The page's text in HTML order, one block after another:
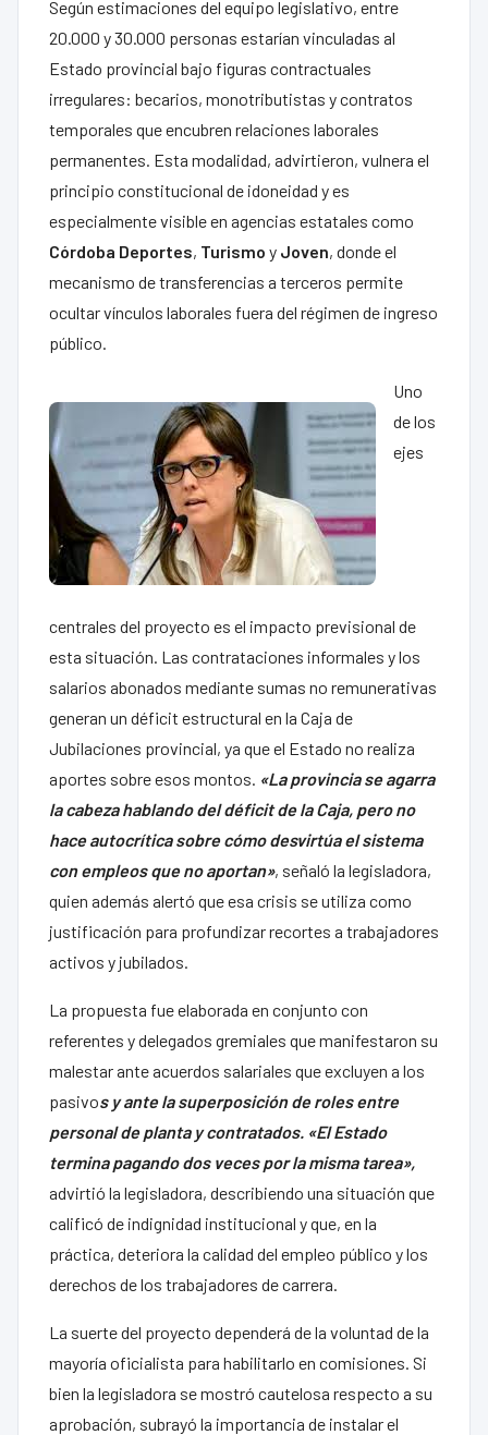
Según estimaciones del equipo legislativo, entre
20.000 y 30.000 personas estarían vinculadas al
Estado provincial bajo figuras contractuales
irregulares: becarios, monotributistas y contratos
temporales que encubren relaciones laborales
permanentes. Esta modalidad, advirtieron, vulnera el
principio constitucional de idoneidad y es
especialmente visible en agencias estatales como
Córdoba Deportes, Turismo y Joven, donde el
mecanismo de transferencias a terceros permite
ocultar vínculos laborales fuera del régimen de ingreso
público.
Uno
de los
ejes
centrales del proyecto es el impacto previsional de
esta situación. Las contrataciones informales y los
salarios abonados mediante sumas no remunerativas
generan un déficit estructural en la Caja de
Jubilaciones provincial, ya que el Estado no realiza
aportes sobre esos montos. «La provincia se agarra
la cabeza hablando del déficit de la Caja, pero no
hace autocrítica sobre cómo desvirtúa el sistema
con empleos que no aportan», señaló la legisladora,
quien además alertó que esa crisis se utiliza como
justificación para profundizar recortes a trabajadores
activos y jubilados.
La propuesta fue elaborada en conjunto con
referentes y delegados gremiales que manifestaron su
malestar ante acuerdos salariales que excluyen a los
pasivos y ante la superposición de roles entre
personal de planta y contratados. «El Estado
termina pagando dos veces por la misma tarea»,
advirtió la legisladora, describiendo una situación que
calificó de indignidad institucional y que, en la
práctica, deteriora la calidad del empleo público y los
derechos de los trabajadores de carrera.
La suerte del proyecto dependerá de la voluntad de la
mayoría oficialista para habilitarlo en comisiones. Si
bien la legisladora se mostró cautelosa respecto a su
aprobación, subrayó la importancia de instalar el